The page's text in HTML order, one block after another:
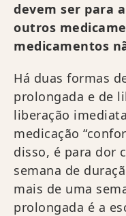
devem ser para
outros
medicamentos
Há duas formas
prolongada e de
liberação
medicação
disso, é para dor
semana de
mais de uma
prolongada é a